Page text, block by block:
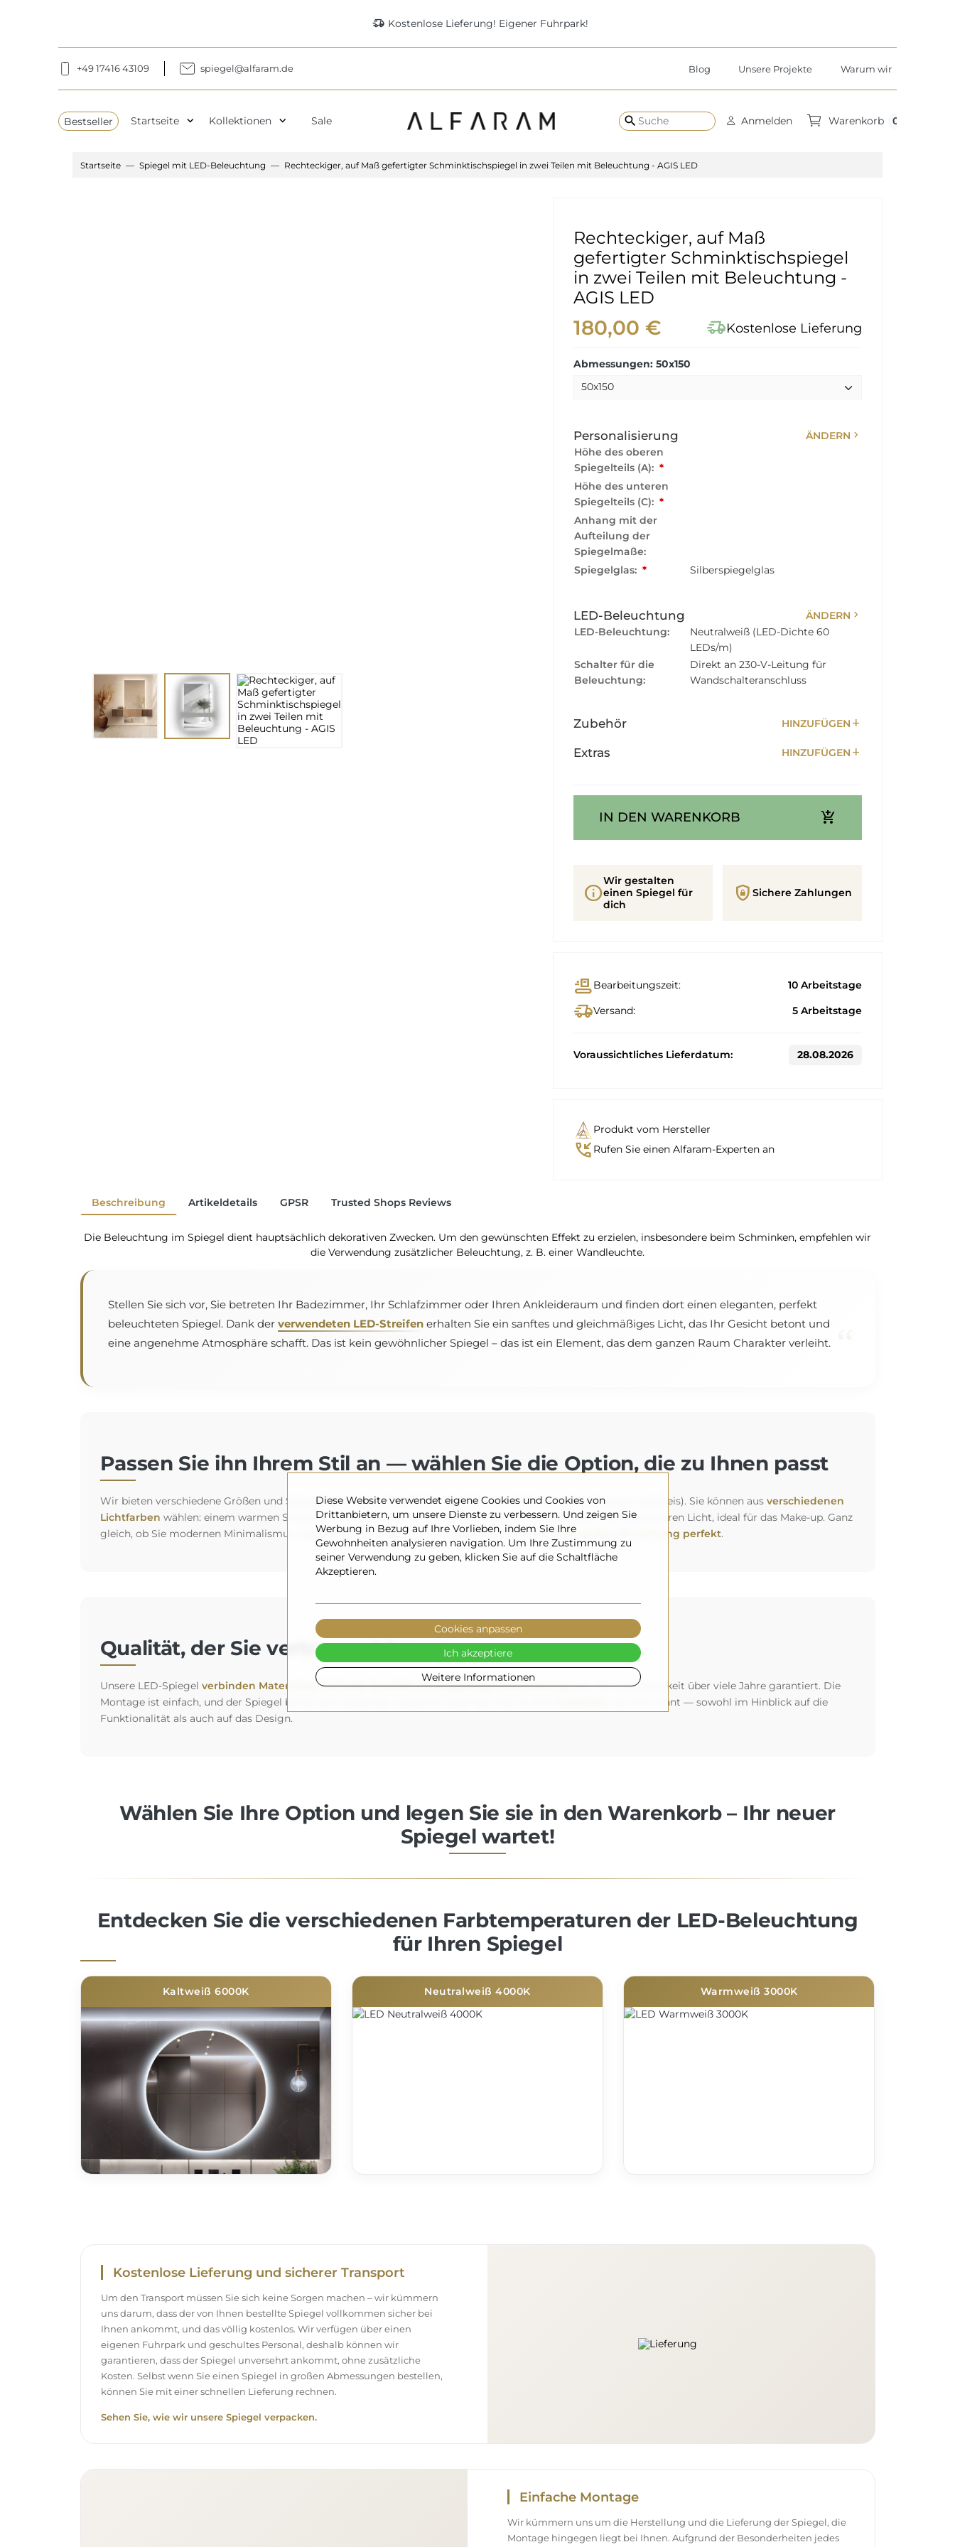
delivery_truck_speed Kostenlose Lieferung! Eigener Fuhrpark!
+49 17416 43109 spiegel@alfaram.de Blog Unsere Projekte Warum wir
Bestseller Startseite expand_more Kollektionen expand_more Sale search Anmelden Warenkorb 0
Startseite Spiegel mit LED-Beleuchtung Rechteckiger, auf Maß gefertigter Schminktischspiegel in zwei Teilen mit Beleuchtung - AGIS LED
Rechteckiger, auf Maß
gefertigter Schminktischspiegel
in zwei Teilen mit Beleuchtung -
AGIS LED
180,00 € delivery_truck_speedKostenlose Lieferung
Abmessungen: 50x150
Personalisierung ÄNDERN chevron_right
Höhe des oberen
Spiegelteils (A): *
Höhe des unteren
Spiegelteils (C): *
Anhang mit der
Aufteilung der
Spiegelmaße:
Spiegelglas: * Silberspiegelglas
LED-Beleuchtung ÄNDERN chevron_right
LED-Beleuchtung:
Neutralweiß (LED-Dichte 60
LEDs/m)
Schalter für die
Beleuchtung:
Direkt an 230-V-Leitung für
Wandschalteranschluss
Zubehör HINZUFÜGEN add
Extras HINZUFÜGEN add
IN DEN WARENKORB add_shopping_cart
info
Wir gestalten
einen Spiegel für
dich
shield_lock Sichere Zahlungen
conveyor_beltBearbeitungszeit: 10 Arbeitstage
delivery_truck_speedVersand: 5 Arbeitstage
Voraussichtliches Lieferdatum: 28.08.2026
Produkt vom Hersteller
phone_callback Rufen Sie einen Alfaram-Experten an
Beschreibung Artikeldetails GPSR Trusted Shops Reviews
Die Beleuchtung im Spiegel dient hauptsächlich dekorativen Zwecken. Um den gewünschten Effekt zu erzielen, insbesondere beim Schminken, empfehlen wir
die Verwendung zusätzlicher Beleuchtung, z. B. einer Wandleuchte.
Stellen Sie sich vor, Sie betreten Ihr Badezimmer, Ihr Schlafzimmer oder Ihren Ankleideraum und finden dort einen eleganten, perfekt
beleuchteten Spiegel. Dank der verwendeten LED-Streifenerhalten Sie ein sanftes und gleichmäßiges Licht, das Ihr Gesicht betont und
eine angenehme Atmosphäre schafft. Das ist kein gewöhnlicher Spiegel – das ist ein Element, das dem ganzen Raum Charakter verleiht.
Passen Sie ihn Ihrem Stil an — wählen Sie die Option, die zu Ihnen passt
Wir bieten verschiedene Größen und Spiegeltypen, die sich perfekt in Ihr Zuhause einfügen (optional, gegen Aufpreis). Sie können aus verschiedenen
Lichtfarben wählen: einem warmen Schein für eine gemütliche Atmosphäre oder einem kräftigeren und intensiveren Licht, ideal für das Make-up. Ganz
gleich, ob Sie modernen Minimalismus oder klassische Eleganz bevorzugen, unser Spiegelergänzt Ihre Einrichtung perfekt.
Qualität, der Sie vertrauen können
Unsere LED-Spiegel verbinden Materialien höchster Qualität mit sorgfältiger Verarbeitung, was ihre Langlebigkeit über viele Jahre garantiert. Die
Montage ist einfach, und der Spiegel behält sein elegantes Aussehen lange bei. Das ist eine
, die sich lohnt — sowohl im Hinblick auf die
Funktionalität als auch auf das Design.
Wählen Sie Ihre Option und legen Sie sie in den Warenkorb – Ihr neuer
Spiegel wartet!
Entdecken Sie die verschiedenen Farbtemperaturen der LED-Beleuchtung
für Ihren Spiegel
Kaltweiß 6000K Neutralweiß 4000K Warmweiß 3000K
Kostenlose Lieferung und sicherer Transport
Um den Transport müssen Sie sich keine Sorgen machen – wir kümmern
uns darum, dass der von Ihnen bestellte Spiegel vollkommen sicher bei
Ihnen ankommt, und das völlig kostenlos. Wir verfügen über einen
eigenen Fuhrpark und geschultes Personal, deshalb können wir
garantieren, dass der Spiegel unversehrt ankommt, ohne zusätzliche
Kosten. Selbst wenn Sie einen Spiegel in großen Abmessungen bestellen,
können Sie mit einer schnellen Lieferung rechnen.
Sehen Sie, wie wir unsere Spiegel verpacken.
Einfache Montage
Wir kümmern uns um die Herstellung und die Lieferung der Spiegel, die
Montage hingegen liegt bei Ihnen. Aufgrund der Besonderheiten jedes
Diese Website verwendet eigene Cookies und Cookies von
Drittanbietern, um unsere Dienste zu verbessern. Und zeigen Sie
Werbung in Bezug auf Ihre Vorlieben, indem Sie Ihre
Gewohnheiten analysieren navigation. Um Ihre Zustimmung zu
seiner Verwendung zu geben, klicken Sie auf die Schaltfläche
Akzeptieren.
Weitere Informationen
Cookies anpassen
Ich akzeptiere